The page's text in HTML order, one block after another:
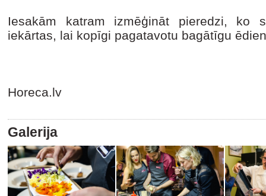
Iesakām katram izmēģināt pieredzi, ko
iekārtas, lai kopīgi pagatavotu bagātīgu
Horeca.lv
Galerija